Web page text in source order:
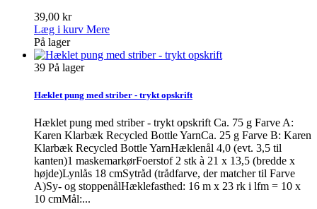
39,00 kr
Læg i kurv Mere
På lager
39 På lager
Hæklet pung med striber - trykt opskrift
Hæklet pung med striber - trykt opskrift Ca. 75 g Farve A:
Karen Klarbæk Recycled Bottle YarnCa. 25 g Farve B: Karen
Klarbæk Recycled Bottle YarnHæklenål 4,0 (evt. 3,5 til
kanten)1 maskemarkørFoerstof 2 stk à 21 x 13,5 (bredde x
højde)Lynlås 18 cmSytråd (trådfarve, der matcher til Farve
A)Sy- og stoppenålHæklefasthed: 16 m x 23 rk i lfm = 10 x
10 cmMål:...